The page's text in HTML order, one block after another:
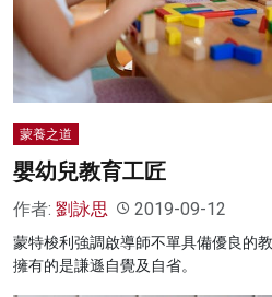
蒙養之道
嬰幼兒教育工匠
作者: 劉詠思 2019-09-12
蒙特梭利強調啟導師不單具備優良的
擁有的是謙遜自覺及自省。